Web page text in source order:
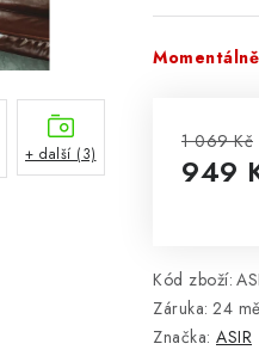
1 069 Kč
949
Kód zboží:
Záruka: 24
Značka: ASIR
+ další (3)